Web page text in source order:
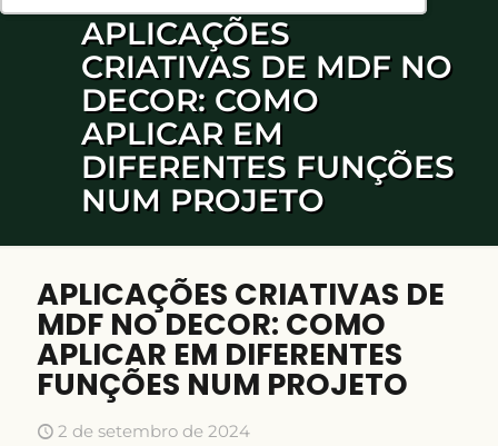
APLICAÇÕES
CRIATIVAS DE MDF NO
DECOR: COMO
APLICAR EM
DIFERENTES FUNÇÕES
NUM PROJETO
APLICAÇÕES CRIATIVAS DE
MDF NO DECOR: COMO
APLICAR EM DIFERENTES
FUNÇÕES NUM PROJETO
2 de setembro de 2024